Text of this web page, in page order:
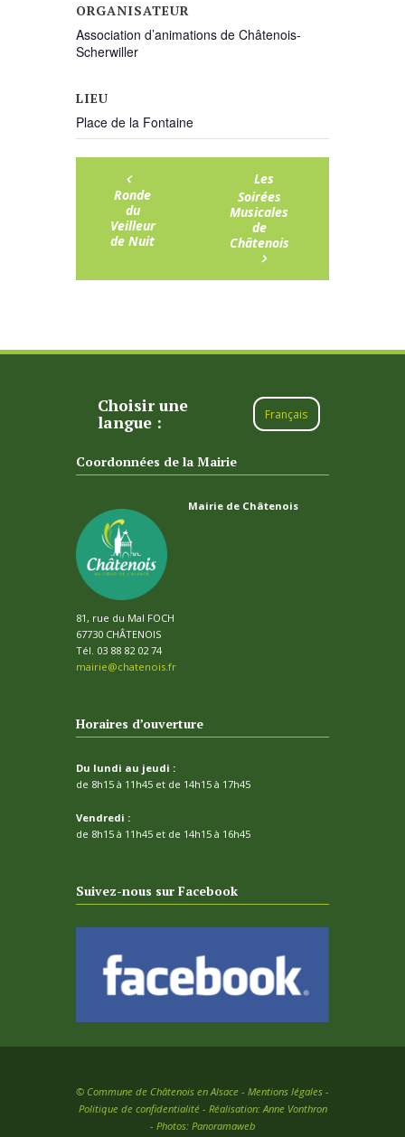
ORGANISATEUR
Association d’animations de Châtenois-
Scherwiller
LIEU
Place de la Fontaine
Ronde
du
Veilleur
de Nuit
Les
Soirées
Musicales
de
Châtenois
Choisir une
langue :
Français
Coordonnées de la Mairie
Mairie de Châtenois
81, rue du Mal FOCH
67730 CHÂTENOIS
Tél. 03 88 82 02 74
mairie@chatenois.fr
Horaires d’ouverture
Du lundi au jeudi :
de 8h15 à 11h45 et de 14h15 à 17h45
Vendredi :
de 8h15 à 11h45 et de 14h15 à 16h45
Suivez-nous sur Facebook
© Commune de Châtenois en Alsace - Mentions légales -
Politique de confidentialité - Réalisation:Anne Vonthron
- Photos: Panoramaweb